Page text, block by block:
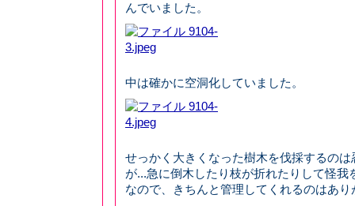
んでいました。
中は確かに空洞化していました。
せっかく大きくなった樹木を伐採するの
が...急に倒木したり枝が折れたりして怪我
なので、きちんと管理してくれるのはあ